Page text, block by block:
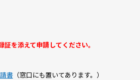
を添えて申請してください。
書 （窓口にも置いてあります。）